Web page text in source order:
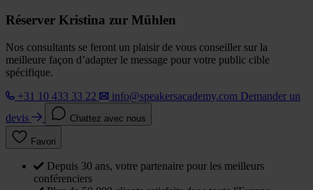
Réserver Kristina zur Mühlen
Nos consultants se feront un plaisir de vous conseiller sur la
meilleure façon d’adapter le message pour votre public cible
spécifique.
+31 10 433 33 22
info@speakersacademy.com Demander un
devis
Chattez avec nous
Favori
Depuis 30 ans, votre partenaire pour les meilleurs
conférenciers